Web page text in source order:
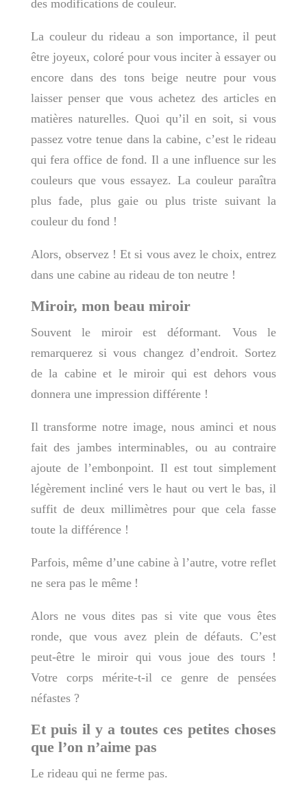
des modifications de couleur.
La couleur du rideau a son importance, il peut
être joyeux, coloré pour vous inciter à essayer ou
encore dans des tons beige neutre pour vous
laisser penser que vous achetez des articles en
matières naturelles. Quoi qu’il en soit, si vous
passez votre tenue dans la cabine, c’est le rideau
qui fera office de fond. Il a une influence sur les
couleurs que vous essayez. La couleur paraîtra
plus fade, plus gaie ou plus triste suivant la
couleur du fond !
Alors, observez ! Et si vous avez le choix, entrez
dans une cabine au rideau de ton neutre !
Miroir, mon beau miroir
Souvent le miroir est déformant. Vous le
remarquerez si vous changez d’endroit. Sortez
de la cabine et le miroir qui est dehors vous
donnera une impression différente !
Il transforme notre image, nous aminci et nous
fait des jambes interminables, ou au contraire
ajoute de l’embonpoint. Il est tout simplement
légèrement incliné vers le haut ou vert le bas, il
suffit de deux millimètres pour que cela fasse
toute la différence !
Parfois, même d’une cabine à l’autre, votre reflet
ne sera pas le même !
Alors ne vous dites pas si vite que vous êtes
ronde, que vous avez plein de défauts. C’est
peut-être le miroir qui vous joue des tours !
Votre corps mérite-t-il ce genre de pensées
néfastes ?
Et puis il y a toutes ces petites choses
que l’on n’aime pas
Le rideau qui ne ferme pas.